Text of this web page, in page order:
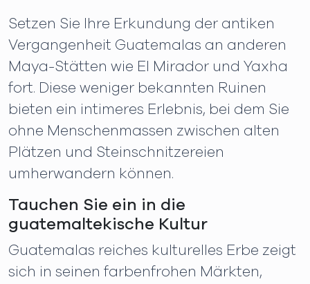
Setzen Sie Ihre Erkundung der antiken
Vergangenheit Guatemalas an anderen
Maya-Stätten wie El Mirador und Yaxha
fort. Diese weniger bekannten Ruinen
bieten ein intimeres Erlebnis, bei dem Sie
ohne Menschenmassen zwischen alten
Plätzen und Steinschnitzereien
umherwandern können.
Tauchen Sie ein in die
guatemaltekische Kultur
Guatemalas reiches kulturelles Erbe zeigt
sich in seinen farbenfrohen Märkten,